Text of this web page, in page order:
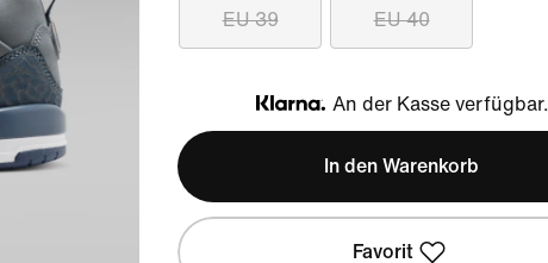
EU 39 EU 40
Klarna
An der Kasse verfügbar.
In den Warenkorb
Favorit